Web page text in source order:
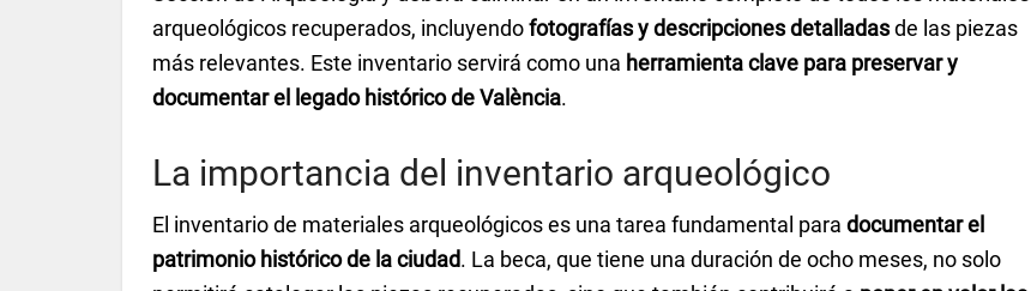
arqueológicos recuperados, incluyendofotografías y descripciones detalladasde las piezas
más relevantes. Este inventario servirá como una herramienta clave para preservar y
documentar el legado histórico de València.
La importancia del inventario arqueológico
El inventario de materiales arqueológicos es una tarea fundamental para documentar el
patrimonio histórico de la ciudad. La beca, que tiene una duración de ocho meses, no solo